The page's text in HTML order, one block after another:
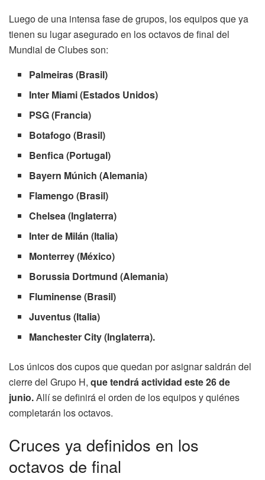
Luego de una intensa fase de grupos, los equipos que ya
tienen su lugar asegurado en los octavos de final del
Mundial de Clubes son:
Palmeiras (Brasil)
Inter Miami (Estados Unidos)
PSG (Francia)
Botafogo (Brasil)
Benfica (Portugal)
Bayern Múnich (Alemania)
Flamengo (Brasil)
Chelsea (Inglaterra)
Inter de Milán (Italia)
Monterrey (México)
Borussia Dortmund (Alemania)
Fluminense (Brasil)
Juventus (Italia)
Manchester City (Inglaterra).
Los únicos dos cupos que quedan por asignar saldrán del
cierre del Grupo H, que tendrá actividad este 26 de
junio.Allí se definirá el orden de los equipos y quiénes
completarán los octavos.
Cruces ya definidos en los
octavos de final